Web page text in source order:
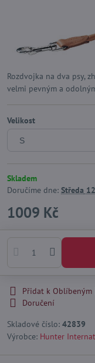
Rozdvojka na dva psy,
velmi pevným a
Velikost
Skladem
Doručíme dne: Středa
1009 Kč
Přidat k Oblíbeným
Doručení
Skladové číslo: 42839
Výrobce: Hunter